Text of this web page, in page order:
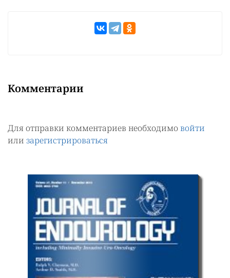
Комментарии
Для отправки комментариев необходимо войти
или зарегистрироваться